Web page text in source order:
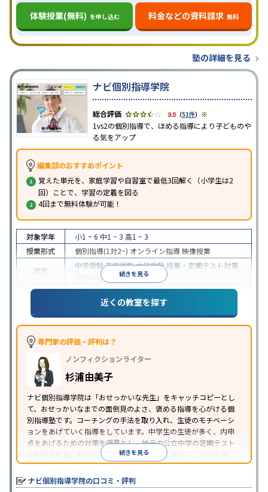
体験授業(無料) を申し込む 料金などの資料請求 無料
塾の詳細を見る
ナビ個別指導学院
3.5（51件） ※
1vs2の個別指導で、ほめる指導により子どものや
る気をアップ
編集部のおすすめポイント
覚えた単元を、家庭学習や自習室で最低3回解く（小学生は2
回）ことで、学習の定着を図る
4回まで無料体験が可能！
続きを見る
対象学年 小1 ~ 6 中1 ~ 3 高1 ~ 3
授業形式
個別指導(1対2~) オンライン指導映像授業
目的
中学受験高校受験大学受験 授業・定期テスト対策
内申点対策
学習習慣の定着
成績保証制度あり授業の振替可能オンライン対応
1科目から受講可能季節講習のみの受講可
※2023年3月調査。小学校高学年の個別指導塾アンケート調査方法を参
近くの教室を探す
専門家の評価・評判は？
ノンフィクションライター
杉浦由美子
ナビ個別指導学院は「おせっかいな先生」をキャッチコピーとし
て、おせっかいなまでの面倒見のよさ、褒める指導を心がける個
別指導塾です。コーチングの手法を取り入れ、生徒のモチベーシ
ョンをあげていく指導をしています。中学生の生徒が多く、内申
点をあげるための対策を得意とし、地元の公立中学の定期テスト
の範囲を教室に貼り出すなど手厚く学習をフォローしています。
オリジナルテキストを使用しており、特に英語は各教科書に合わ
せたテキストを使った「先取り学習」で理解度を深められます。
続きを見る
ナビ個別指導学院の口コミ・評判